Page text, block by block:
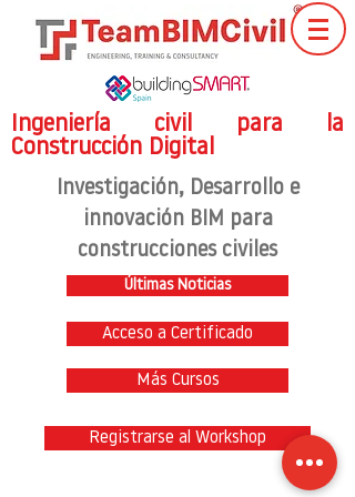
Ingeniería civil para la
Construcción Digital
Investigación, Desarrollo e
innovación BIM para
construcciones civiles
Últimas Noticias
Acceso a Certificado
Más Cursos
Registrarse al Workshop